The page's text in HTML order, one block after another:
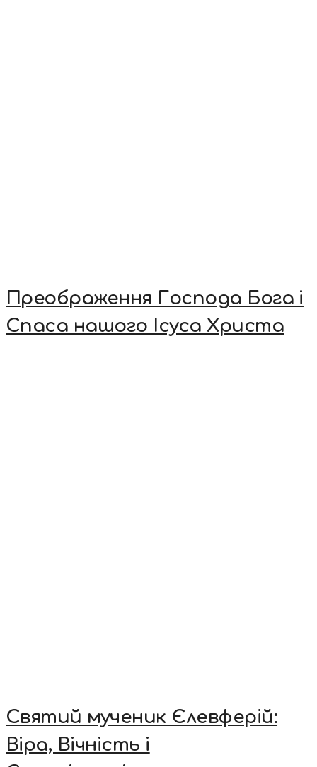
Преображення Господа Бога і
Спаса нашого Ісуса Христа
Святий мученик Єлевферій:
Віра, Вічність і